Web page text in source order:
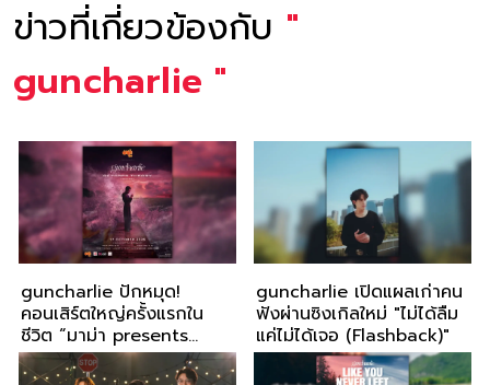
ข่าวที่เกี่ยวข้องกับ "
guncharlie "
guncharlie ปักหมุด!
คอนเสิร์ตใหญ่ครั้งแรกใน
ชีวิต “มาม่า presents
guncharlie OCTOBER
THEORY CONCERT” 17
guncharlie เปิดแผลเก่าคน
ฟังผ่านซิงเกิลใหม่ "ไม่ได้ลืม
แค่ไม่ได้เจอ (Flashback)"